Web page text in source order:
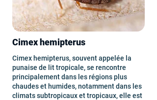
Cimex hemipterus
Cimex hemipterus, souvent appelée la
punaise de lit tropicale, se rencontre
principalement dans les régions plus
chaudes et humides, notamment dans les
climats subtropicaux et tropicaux, elle est